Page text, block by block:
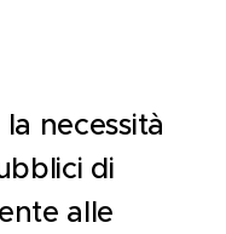
necessità
di
alle